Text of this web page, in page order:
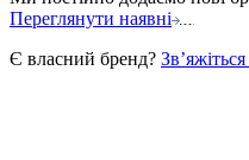
Переглянути наявні
Є власний бренд?